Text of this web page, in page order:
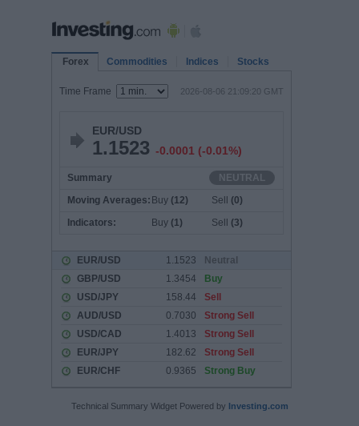
Technical Summary Widget Powered by Investing.com